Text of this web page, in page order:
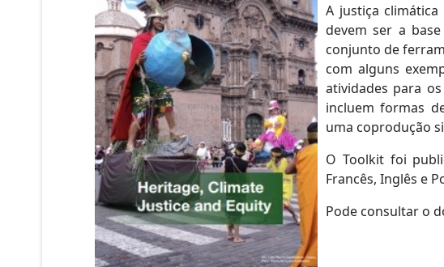
A justiça
devem ser a
conjunto de
com alguns
atividades para
incluem formas
uma coprodução
O Toolkit foi
Francês, Inglês e
Pode consultar o